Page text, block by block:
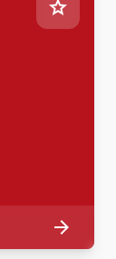
star
arrow_forward